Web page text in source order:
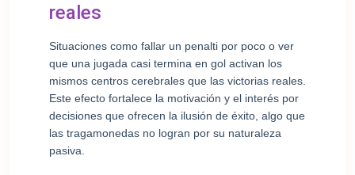
reales
Situaciones como fallar un penalti por poco o ver
que una jugada casi termina en gol activan los
mismos centros cerebrales que las victorias reales.
Este efecto fortalece la motivación y el interés por
decisiones que ofrecen la ilusión de éxito, algo que
las tragamonedas no logran por su naturaleza
pasiva.